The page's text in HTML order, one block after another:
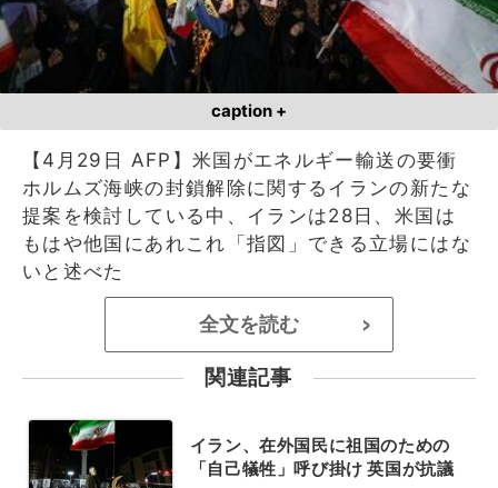
caption +
【4月29日 AFP】米国がエネルギー輸送の要衝
ホルムズ海峡の封鎖解除に関するイランの新たな
提案を検討している中、イランは28日、米国は
もはや他国にあれこれ「指図」できる立場にはな
いと述べた
全文を読む >
関連記事
イラン、在外国民に祖国のための
「自己犠牲」呼び掛け 英国が抗議